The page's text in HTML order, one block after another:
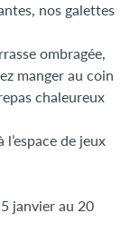
nos galettes
ombragée,
manger au coin
chaleureux
de jeux
janvier au 20